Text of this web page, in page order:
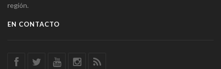
región.
EN CONTACTO